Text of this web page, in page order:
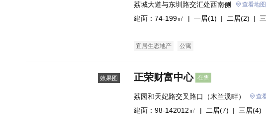
荔城大道与东圳路交汇处西南侧 查看地图
建面：74-199㎡ | 一居(1) | 二居(2) |
宜居生态地产 公寓
效果图 正荣财富中心 在售
荔园和天妃路交叉路口（木兰溪畔） 查
建面：98-142012㎡ | 二居(7) | 三居(4)